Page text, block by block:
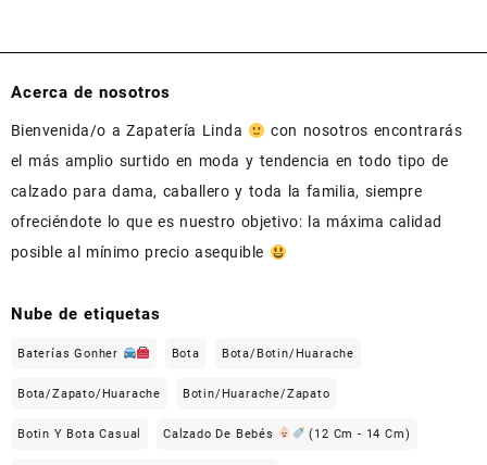
Acerca de nosotros
Bienvenida/o a Zapatería Linda
con nosotros encontrarás
el más amplio surtido en moda y tendencia en todo tipo de
calzado para dama, caballero y toda la familia, siempre
ofreciéndote lo que es nuestro objetivo: la máxima calidad
posible al mínimo precio asequible
Nube de etiquetas
Baterías Gonher Bota Bota/Botin/Huarache
Bota/Zapato/Huarache Botin/Huarache/Zapato
Botin Y Bota Casual Calzado De Bebés (12 Cm - 14 Cm)